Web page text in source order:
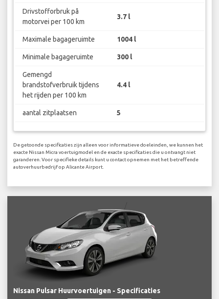
Drivstofforbruk på
motorvei per 100 km
3.7 l
Maximale bagageruimte 1004 l
Minimale bagageruimte 300 l
Gemengd
brandstofverbruik tijdens
het rijden per 100 km
4.4 l
aantal zitplaatsen 5
De getoonde specificaties zijn alleen voor informatieve doeleinden, we kunnen het
exacte Nissan Micra voertuigmodel en de exacte specificaties die u ontvangt niet
garanderen. Voor specifieke details kunt u contact opnemen met het betreffende
autoverhuurbedrijf op Alicante Airport.
Nissan Pulsar Huurvoertuigen - Specificaties